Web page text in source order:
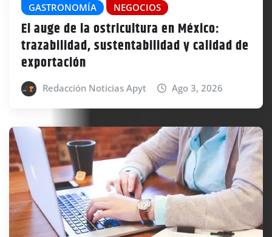
GASTRONOMÍA NEGOCIOS
El auge de la ostricultura en México:
trazabilidad, sustentabilidad y calidad de
exportación
Redacción Noticias Apyt Ago 3, 2026